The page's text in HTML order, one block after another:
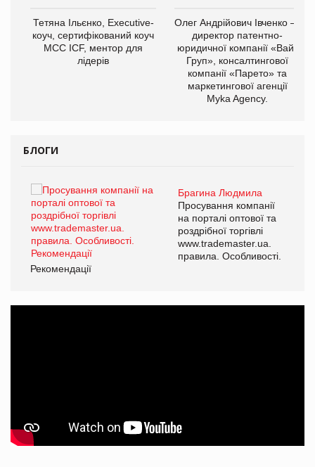
Тетяна Ільєнко, Executive-
коуч, сертифікований коуч
МСС ICF, ментор для
лідерів
Олег Андрійович Івченко —
директор патентно-
юридичної компанії «Вайз
Груп», консалтингової
компанії «Парето» та
маркетингової агенції
Myka Agency.
БЛОГИ
Брагина Людмила
Просування компанії
на порталі оптової та
роздрібної торгівлі
www.trademaster.ua.
правила. Особливості.
Рекомендації